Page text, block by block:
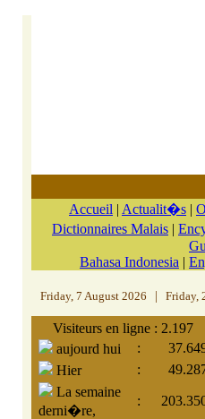
Accueil | Actualit�s |
Dictionnaires Malais |
Bahasa Indonesia |
Friday, 7 August 2026 Friday,
Visiteurs en ligne : 2.197
aujourd hui
:
Hier
:
La semaine
derni�re,
: